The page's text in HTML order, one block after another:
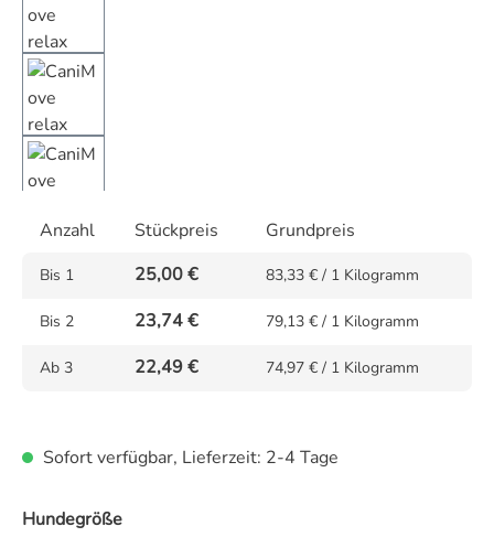
Anzahl Stückpreis Grundpreis
Bis 1 25,00 € 83,33 € / 1 Kilogramm
Bis 2 23,74 € 79,13 € / 1 Kilogramm
Ab 3 22,49 € 74,97 € / 1 Kilogramm
Sofort verfügbar, Lieferzeit: 2-4 Tage
Hundegrößeauswählen